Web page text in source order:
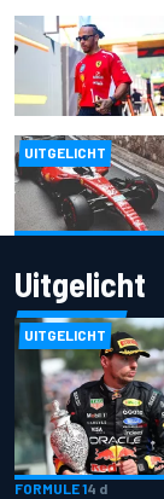
UITGELICHT
Uitgelicht
UITGELICHT
FORMULE 14 d